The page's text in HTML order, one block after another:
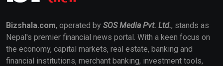
Bizshala.com, operated by SOS Media Pvt. Ltd., stands as
Nepal's premier financial news portal. With a keen focus on
the economy, capital markets, real estate, banking and
financial institutions, merchant banking, investment tools,